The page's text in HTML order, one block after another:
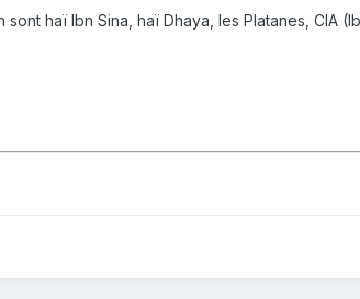
haï Ibn Sina, haï Dhaya, les Platanes, CIA